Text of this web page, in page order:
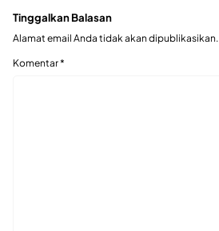
Tinggalkan Balasan
Alamat email Anda tidak akan dipublikasikan.
Komentar*